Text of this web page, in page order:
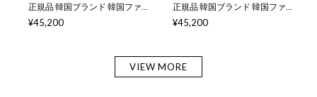
正規品 韓国ブランド 韓国ファ
ッション 韓国代行 カーキス 日
¥45,200
正規品 韓国ブランド 韓国ファ
ッション 韓国代行 カーキス 日
¥45,200
VIEW MORE